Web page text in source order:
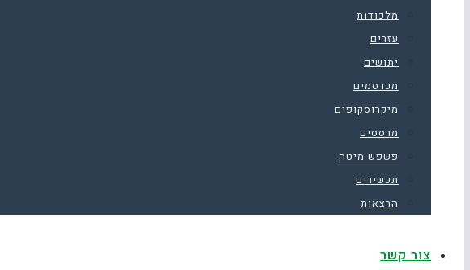
מלכודות
עזרים
יתושים
מכרסמים
מיקרוסקופים
מרססים
פשפש מיטה
תכשירים
הרצאות
צור קשר